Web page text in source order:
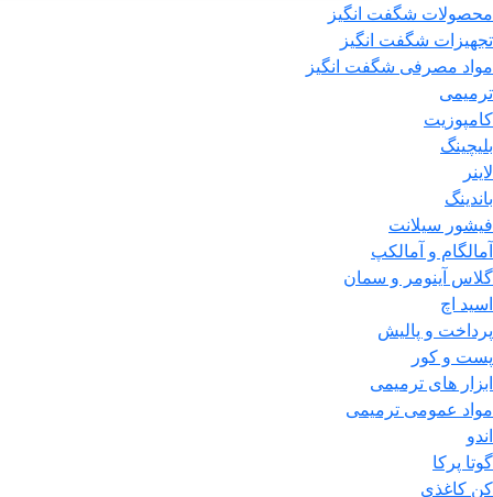
محصولات شگفت انگیز
تجهیزات شگفت انگیز
مواد مصرفی شگفت انگیز
ترمیمی
کامپوزیت
بلیچینگ
لاینر
باندینگ
فیشور سیلانت
آمالگام و آمالکپ
گلاس آینومر و سمان
اسید اچ
پرداخت و پالیش
پست و کور
ابزار های ترمیمی
مواد عمومی ترمیمی
اندو
گوتا پرکا
کن کاغذی